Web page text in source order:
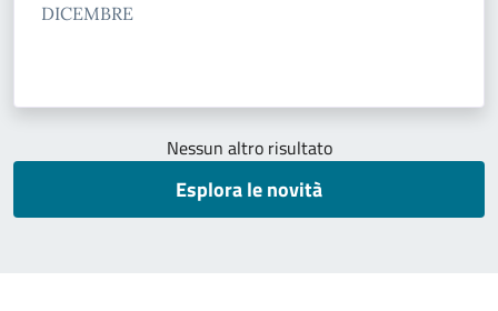
DICEMBRE
Nessun altro risultato
Esplora le novità